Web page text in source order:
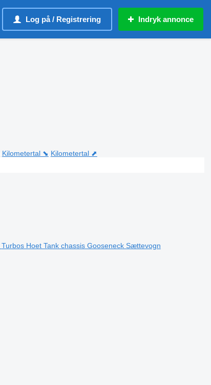
Log på / Registrering Indryk annonce
Kilometertal ⬊ Kilometertal ⬈
Turbos Hoet Tank chassis Gooseneck Sættevogn